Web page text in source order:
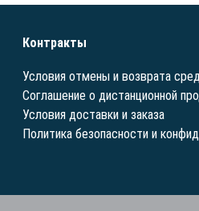
Контракты
Условия отмены и возврата
Соглашение о дистанционной
Условия доставки и заказа
Политика безопасности и